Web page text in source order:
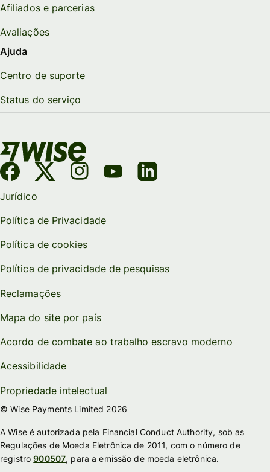
Afiliados e parcerias
Avaliações
Ajuda
Centro de suporte
Status do serviço
Jurídico
Política de Privacidade
Política de cookies
Política de privacidade de pesquisas
Reclamações
Mapa do site por país
Acordo de combate ao trabalho escravo moderno
Acessibilidade
Propriedade intelectual
© Wise Payments Limited 2026
A Wise é autorizada pela Financial Conduct Authority, sob as
Regulações de Moeda Eletrônica de 2011, com o número de
registro900507, para a emissão de moeda eletrônica.